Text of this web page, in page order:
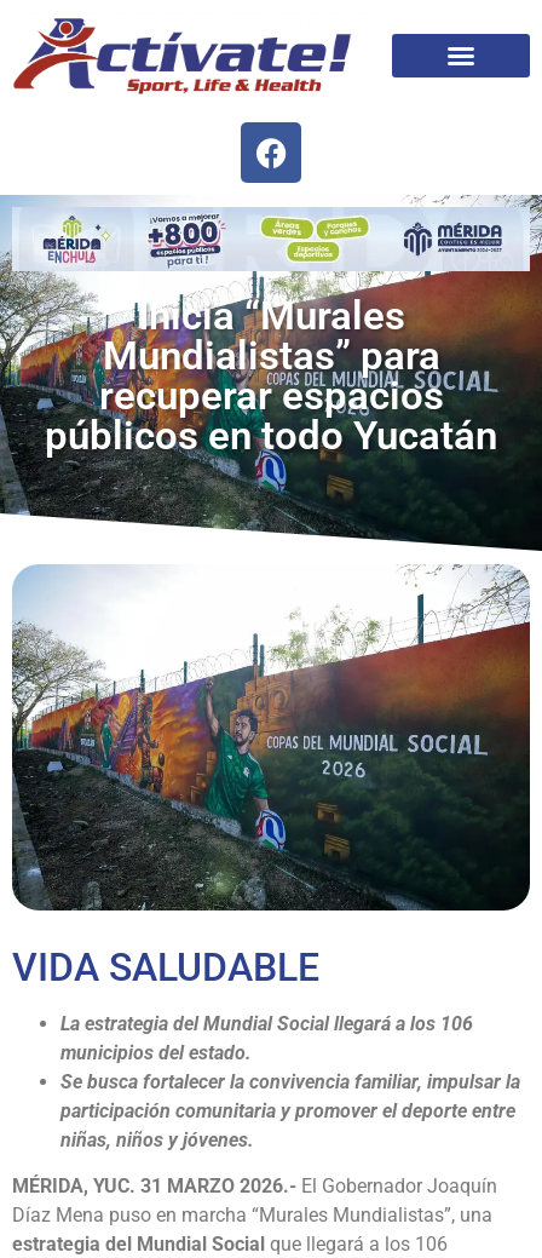
Inicia “Murales
Mundialistas” para
recuperar espacios
públicos en todo Yucatán
VIDA SALUDABLE
La estrategia del Mundial Social llegará a los 106
municipios del estado.
Se busca fortalecer la convivencia familiar, impulsar la
participación comunitaria y promover el deporte entre
niñas, niños y jóvenes.
MÉRIDA, YUC. 31 MARZO 2026.- El Gobernador Joaquín
Díaz Mena puso en marcha “Murales Mundialistas”, una
estrategia del Mundial Social que llegará a los 106